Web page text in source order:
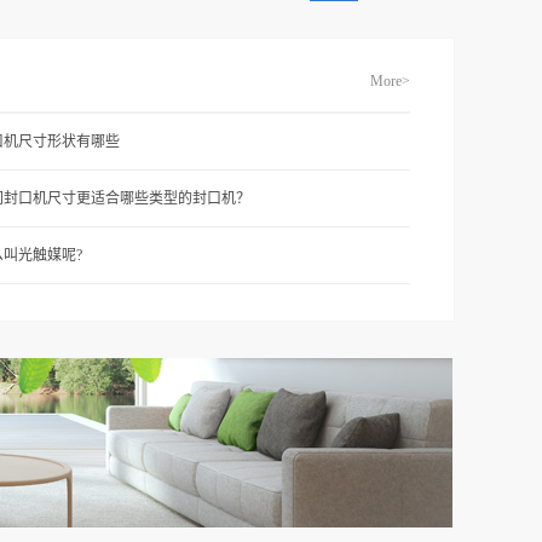
More>
机尺寸形状有哪些
口机尺寸更适合哪些类型的封口机？
叫光触媒呢?